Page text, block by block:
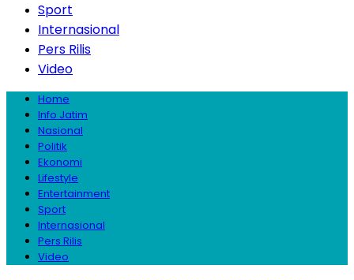
Sport
Internasional
Pers Rilis
Video
Home
Info Jatim
Nasional
Politik
Ekonomi
Lifestyle
Entertainment
Sport
Internasional
Pers Rilis
Video